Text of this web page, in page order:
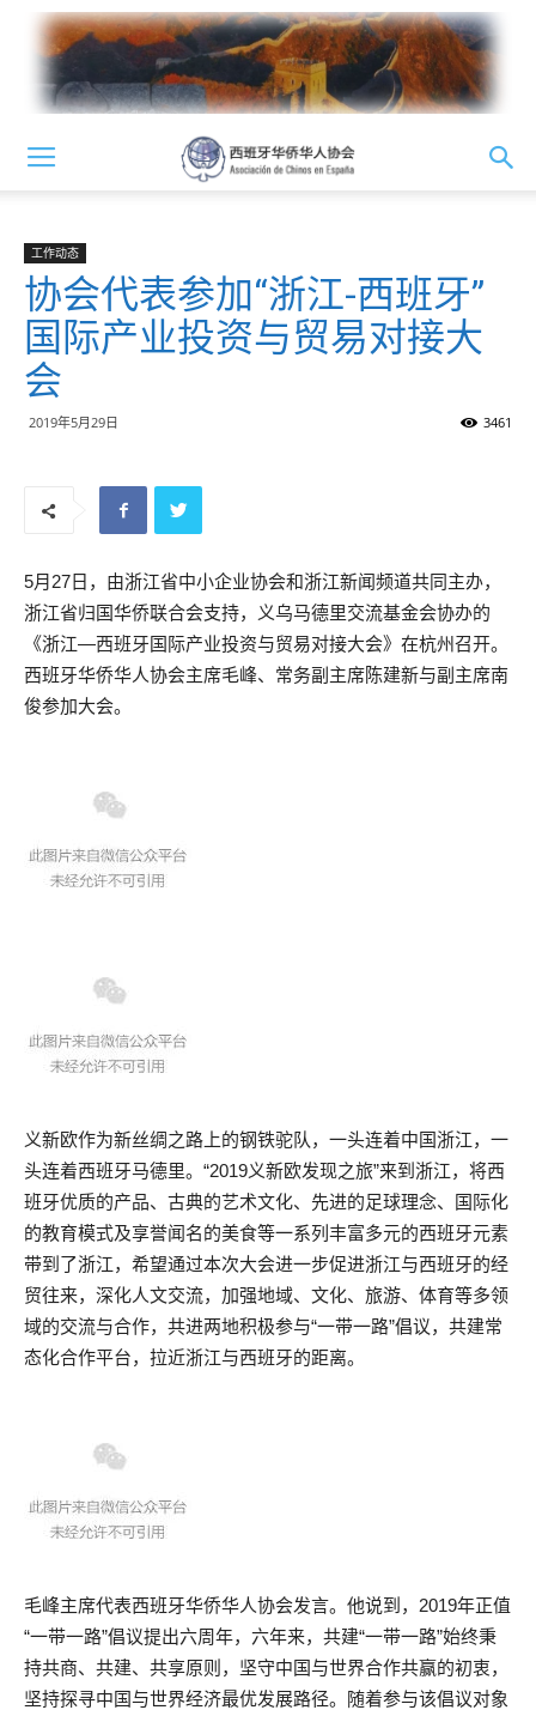
工作动态
协会代表参加“浙江-西班牙”
国际产业投资与贸易对接大
会
2019年5月29日 3461
​5月27日，由浙江省中小企业协会和浙江新闻频道共同主办，
浙江省归国华侨联合会支持，义乌马德里交流基金会协办的
《浙江—西班牙国际产业投资与贸易对接大会》在杭州召开。
西班牙华侨华人协会主席毛峰、常务副主席陈建新与副主席南
俊参加大会。
义新欧作为新丝绸之路上的钢铁驼队，一头连着中国浙江，一
头连着西班牙马德里。“2019义新欧发现之旅”来到浙江，将西
班牙优质的产品、古典的艺术文化、先进的足球理念、国际化
的教育模式及享誉闻名的美食等一系列丰富多元的西班牙元素
带到了浙江，希望通过本次大会进一步促进浙江与西班牙的经
贸往来，深化人文交流，加强地域、文化、旅游、体育等多领
域的交流与合作，共进两地积极参与“一带一路”倡议，共建常
态化合作平台，拉近浙江与西班牙的距离。
毛峰主席代表西班牙华侨华人协会发言。他说到，2019年正值
“一带一路”倡议提出六周年，六年来，共建“一带一路”始终秉
持共商、共建、共享原则，坚守中国与世界合作共赢的初衷，
坚持探寻中国与世界经济最优发展路径。随着参与该倡议对象